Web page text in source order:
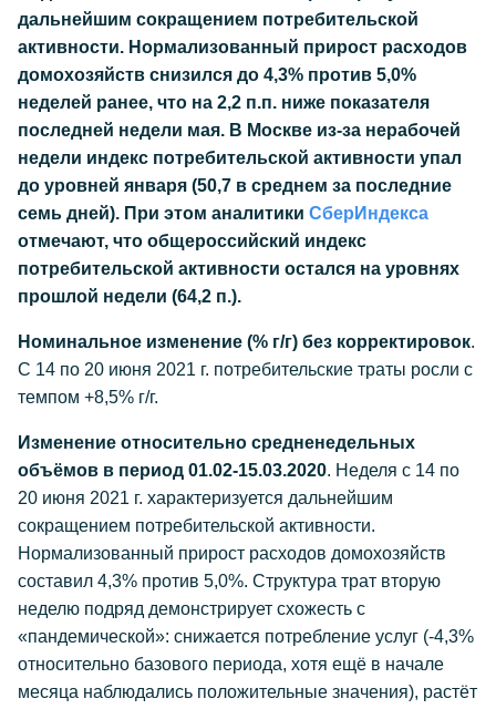
дальнейшим сокращением потребительской
активности. Нормализованный прирост расходов
домохозяйств снизился до 4,3% против 5,0%
неделей ранее, что на 2,2 п.п. ниже показателя
последней недели мая. В Москве из-за нерабочей
недели индекс потребительской активности упал
до уровней января (50,7 в среднем за последние
семь дней). При этом аналитики СберИндекса
отмечают, что общероссийский индекс
потребительской активности остался на уровнях
прошлой недели (64,2 п.).
Номинальное изменение (% г/г) без корректировок.
С 14 по 20 июня 2021 г. потребительские траты росли с
темпом +8,5% г/г.
Изменение относительно средненедельных
объёмов в период 01.02-15.03.2020. Неделя с 14 по
20 июня 2021 г. характеризуется дальнейшим
сокращением потребительской активности.
Нормализованный прирост расходов домохозяйств
составил 4,3% против 5,0%. Структура трат вторую
неделю подряд демонстрирует схожесть с
«пандемической»: снижается потребление услуг (-4,3%
относительно базового периода, хотя ещё в начале
месяца наблюдались положительные значения), растёт